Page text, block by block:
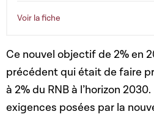
Voir la fiche
Ce nouvel objectif de 2% en
précédent qui était de faire
à 2% du RNB à l’horizon
exigences posées par la